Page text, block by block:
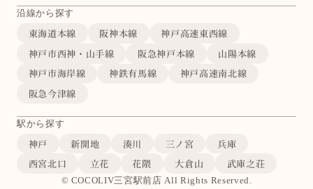
沿線から探す
東海道本線 阪神本線
神戸高速東西線
神戸市西神・山手線
阪急神戸本線
山陽本線
神戸市海岸線
神鉄有馬線
神戸高速南北線
阪急今津線
駅から探す
神戸 新開地 湊川 三ノ宮
兵庫
西宮北口
立花 花隈 大倉山 武庫之荘
© COCOLIV三宮駅前店 All Rights Reserved.